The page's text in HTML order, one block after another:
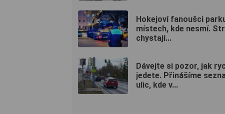
Hokejoví fanoušci
místech, kde nesmí.
chystají...
Dávejte si pozor, jak
jedete. Přinášíme
ulic, kde v...